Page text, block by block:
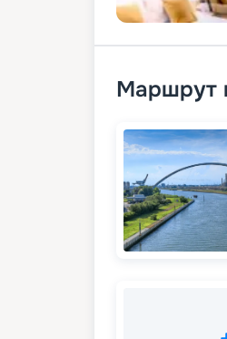
Маршрут